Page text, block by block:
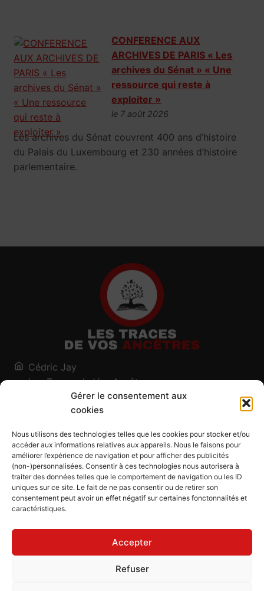
Gérer le consentement aux
cookies
Nous utilisons des technologies telles que les cookies pour stocker et/ou
accéder aux informations relatives aux appareils. Nous le faisons pour
améliorer l’expérience de navigation et pour afficher des publicités
(non-)personnalisées. Consentir à ces technologies nous autorisera à
traiter des données telles que le comportement de navigation ou les ID
uniques sur ce site. Le fait de ne pas consentir ou de retirer son
consentement peut avoir un effet négatif sur certaines fonctonnalités et
caractéristiques.
Accepter
Refuser
CONFERENCE AUX
ARCHIVES DE PARIS « Les
archives du Sénat » « Une
ressource qui reste à
exploiter »
le 7 août 2026
Les archives du Sénat couvrent 400 ans d’histoire
du Palais du Luxembourg et 230 années d’histoire
parlementaire.
Cédric Jay
Les Traces de Vos Ancêtres
120, chemin des Salines
73200 Albertville - Savoie
Blog
Outils généalogiques
Contact
Plan du site
Mentions légales
Politique de confidentialité
Politique de cookies (UE)